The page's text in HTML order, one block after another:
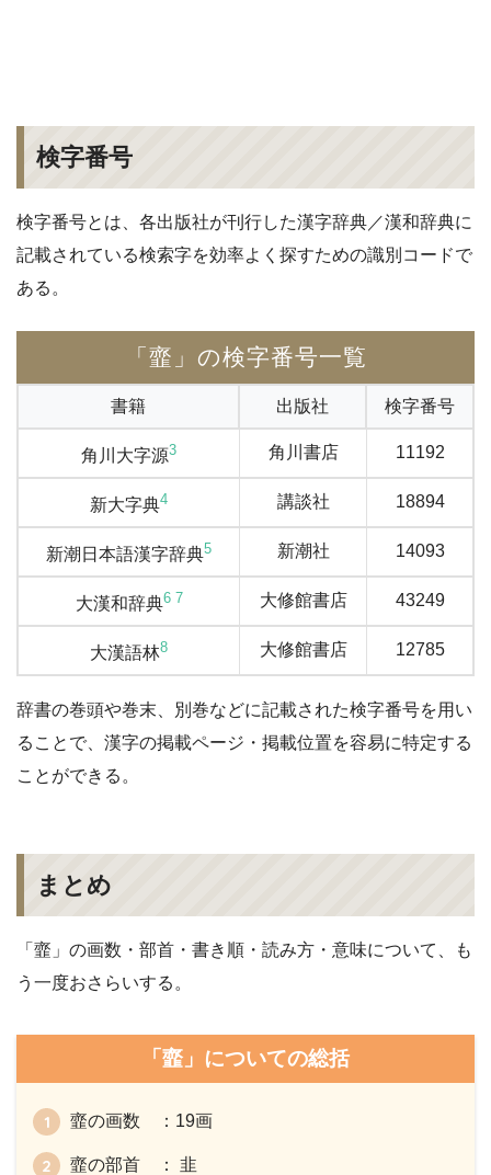
検字番号
検字番号とは、各出版社が刊行した漢字辞典／漢和辞典に
記載されている検索字を効率よく探すための識別コードで
ある。
「韲」の検字番号一覧
書籍 出版社 検字番号
角川大字源3 角川書店 11192
新大字典4 講談社 18894
新潮日本語漢字辞典5 新潮社 14093
大漢和辞典6 7 大修館書店 43249
大漢語林8 大修館書店 12785
辞書の巻頭や巻末、別巻などに記載された検字番号を用い
ることで、漢字の掲載ページ・掲載位置を容易に特定する
ことができる。
まとめ
「韲」の画数・部首・書き順・読み方・意味について、も
う一度おさらいする。
「韲」についての総括
韲の画数 ：19画
韲の部首 ： 韭